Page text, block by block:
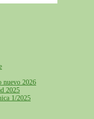
nuevo 2026
2025
1/2025